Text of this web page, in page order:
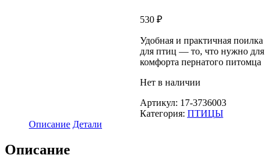
530 ₽
Удобная и практичная поилка
для птиц — то, что нужно для
комфорта пернатого питомца
Нет в наличии
Артикул: 17-3736003
Категория: ПТИЦЫ
Описание Детали
Описание